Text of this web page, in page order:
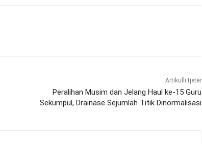
Artikulli tjetër
Peralihan Musim dan Jelang Haul ke-15 Guru
Sekumpul, Drainase Sejumlah Titik Dinormalisasi